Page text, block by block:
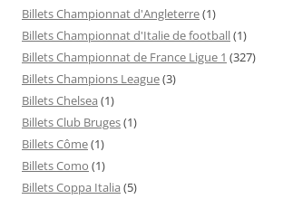
Billets Championnat d'Angleterre(1)
Billets Championnat d'Italie de football(1)
Billets Championnat de France Ligue 1 (327)
Billets Champions League(3)
Billets Chelsea (1)
Billets Club Bruges(1)
Billets Côme(1)
Billets Como (1)
Billets Coppa Italia (5)